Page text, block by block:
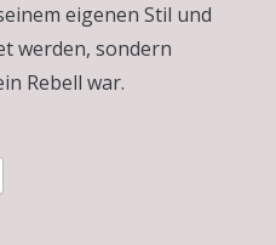
eigenen Stil und
werden, sondern
Rebell war.